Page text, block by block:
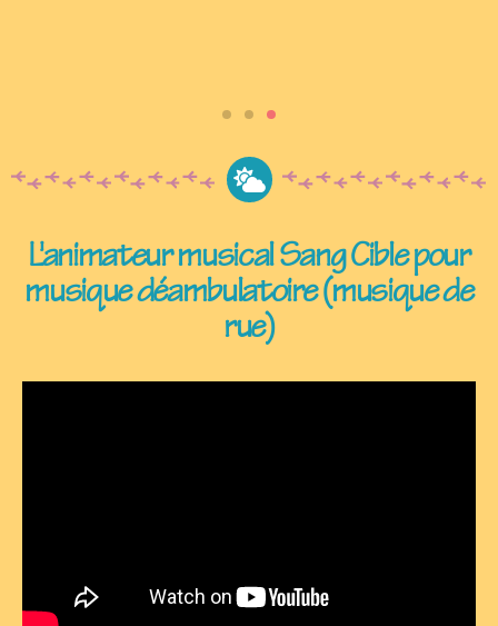
L'animateur musical Sang Cible pour
musique déambulatoire (musique de
rue)